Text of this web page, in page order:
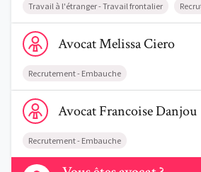
Travail à l'étranger - Travail frontalier
Voir le profil de AvocatMelissa Ciero
AvocatMelissaCiero
Recrutement - Embauche
Voir le profil de AvocatFrancoise Danjou
AvocatFrancoiseDanjou
Recrutement - Embauche
Contactez-nous